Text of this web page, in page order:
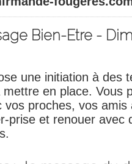
Bien-Etre -
une initiation à des
en place. Vous
vos proches, vos amis
prise et renouer avec